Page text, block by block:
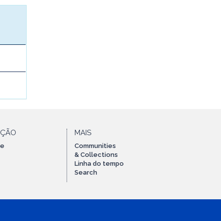
MAIS
Communities
& Collections
Linha do tempo
Search